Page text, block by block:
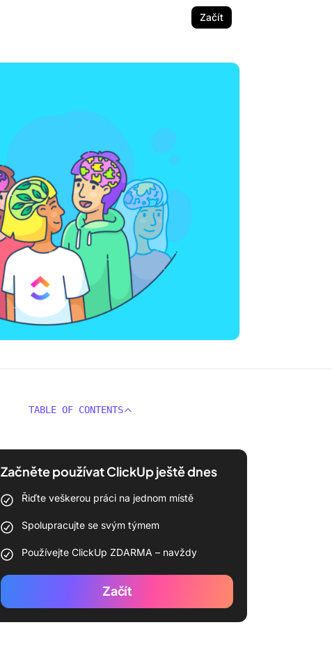
Začít
TABLE OF CONTENTS
Začněte používat ClickUp ještě dnes
Řiďte veškerou práci na jednom místě
Spolupracujte se svým týmem
Používejte ClickUp ZDARMA – navždy
Začít